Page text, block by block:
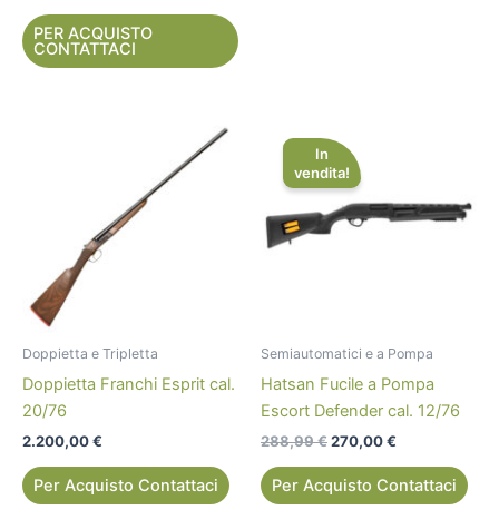
PER ACQUISTO
CONTATTACI
Doppietta e Tripletta
Doppietta Franchi Esprit cal.
20/76
2.200,00€
Per Acquisto Contattaci
In
vendita!
Semiautomatici e a Pompa
Hatsan Fucile a Pompa
Escort Defender cal. 12/76
288,99€
prezzo
originale
era:
288,99 €.
270,00€
270,00 €.
Per Acquisto Contattaci